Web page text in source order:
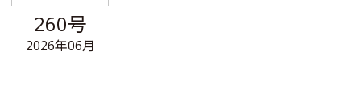
260号
2026年06月